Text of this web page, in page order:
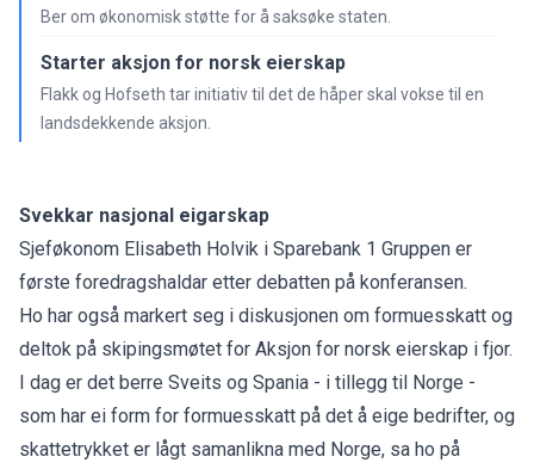
Ber om økonomisk støtte for å saksøke staten.
Starter aksjon for norsk eierskap
Flakk og Hofseth tar initiativ til det de håper skal vokse til en
landsdekkende aksjon.
Svekkar nasjonal eigarskap
Sjeføkonom Elisabeth Holvik i Sparebank 1 Gruppen er
første foredragshaldar etter debatten på konferansen.
Ho har også markert seg i diskusjonen om formuesskatt og
deltok på skipingsmøtet for Aksjon for norsk eierskap i fjor.
I dag er det berre Sveits og Spania - i tillegg til Norge -
som har ei form for formuesskatt på det å eige bedrifter, og
skattetrykket er lågt samanlikna med Norge, sa ho på